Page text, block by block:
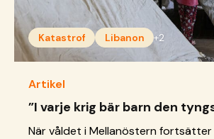
Katastrof Libanon +2
Artikel
”I varje krig bär barn den
När våldet i Mellanöstern